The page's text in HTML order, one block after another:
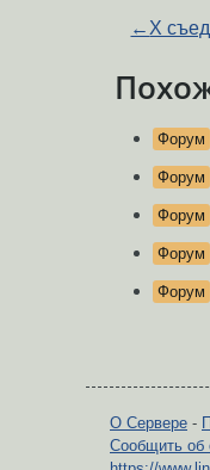
← X
Форум
Форум
Форум
Форум
Форум
О Сервере -
Сообщить об